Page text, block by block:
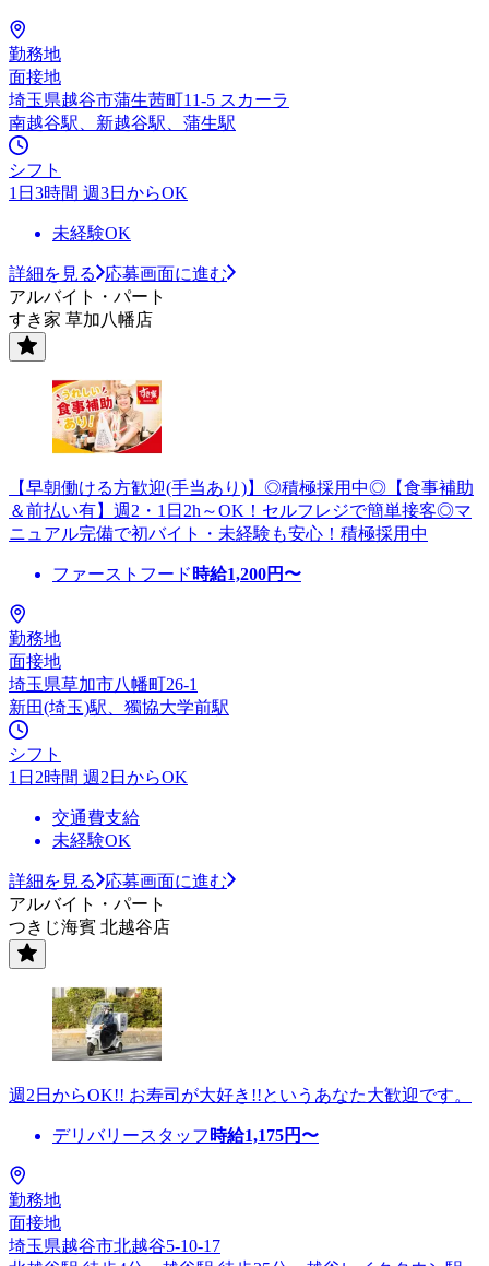
勤務地
面接地
埼玉県越谷市蒲生茜町11-5 スカーラ
南越谷駅、新越谷駅、蒲生駅
シフト
1日3時間 週3日からOK
未経験OK
詳細を見る
応募画面に進む
アルバイト・パート
すき家 草加八幡店
【早朝働ける方歓迎(手当あり)】◎積極採用中◎【食事補助
＆前払い有】週2・1日2h～OK！セルフレジで簡単接客◎マ
ニュアル完備で初バイト・未経験も安心！積極採用中
ファーストフード 時給1,200円〜
勤務地
面接地
埼玉県草加市八幡町26-1
新田(埼玉)駅、獨協大学前駅
シフト
1日2時間 週2日からOK
交通費支給
未経験OK
詳細を見る
応募画面に進む
アルバイト・パート
つきじ海賓 北越谷店
週2日からOK!! お寿司が大好き!!というあなた大歓迎です。
デリバリースタッフ 時給1,175円〜
勤務地
面接地
埼玉県越谷市北越谷5-10-17